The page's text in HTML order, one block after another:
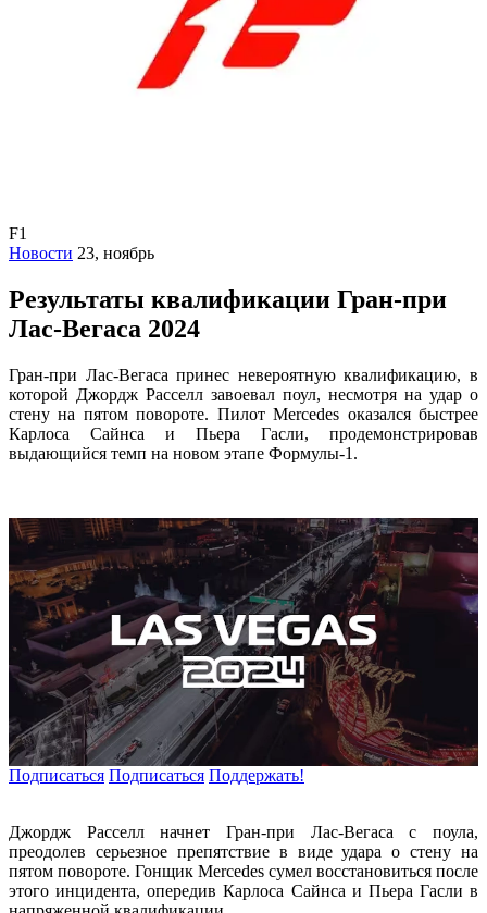
F1
Новости 23, ноябрь
Результаты квалификации Гран-при
Лас-Вегаса 2024
Гран-при Лас-Вегаса принес невероятную квалификацию, в
которой Джордж Расселл завоевал поул, несмотря на удар о
стену на пятом повороте. Пилот Mercedes оказался быстрее
Карлоса Сайнса и Пьера Гасли, продемонстрировав
выдающийся темп на новом этапе Формулы-1.
Подписаться Подписаться Поддержать!
Джордж Расселл начнет Гран-при Лас-Вегаса с поула,
преодолев серьезное препятствие в виде удара о стену на
пятом повороте. Гонщик Mercedes сумел восстановиться после
этого инцидента, опередив Карлоса Сайнса и Пьера Гасли в